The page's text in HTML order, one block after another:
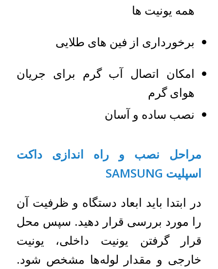
همه یونیت ها
برخورداری از فین های طلایی
امکان اتصال آب گرم برای جریان
هوای گرم
نصب ساده و آسان
مراحل نصب و راه اندازی داکت
اسپلیت SAMSUNG
در ابتدا باید ابعاد دستگاه و ظرفیت آن
را مورد بررسی قرار دهید. سپس محل
قرار گرفتن یونیت داخلی، یونیت
خارجی و مقدار لوله‌ها مشخص شود.